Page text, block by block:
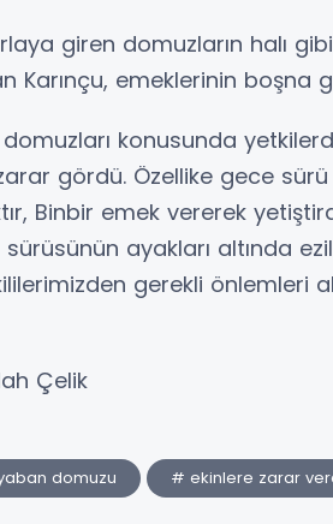
giren domuzların halı
Karınçu, emeklerinin boşna
domuzları konusunda
gördü. Özellike gece
Binbir emek vererek
ayakları altında
gerekli önlemleri
Çelik
domuzu # ekinlere zarar